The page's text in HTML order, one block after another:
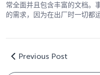
常全面并且包含丰富的文档。
的需求，因为在出厂时一切都
Previous Post